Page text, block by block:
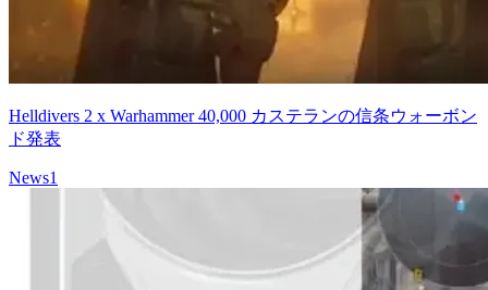
Helldivers 2 x Warhammer 40,000 カステランの信条ウォーボン
ド発表
News1